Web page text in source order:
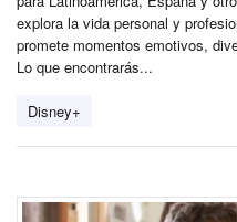
explora la vida personal y
promete momentos emotivos,
Lo que encontrarás...
Disney+